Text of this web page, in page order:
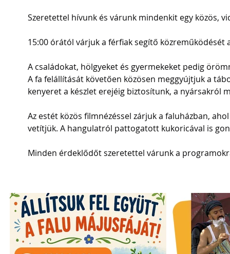
Szeretettel hívunk és várunk mindenkit egy közös,
15:00 órától várjuk a férfiak segítő közreműködését
A családokat, hölgyeket és gyermekeket pedig
A fa felállítását követően közösen meggyújtjuk a
kenyeret a készlet erejéig biztosítunk, a nyársakról
Az estét közös filmnézéssel zárjuk a faluházban,
vetítjük. A hangulatról pattogatott kukoricával is
Minden érdeklődőt szeretettel várunk a